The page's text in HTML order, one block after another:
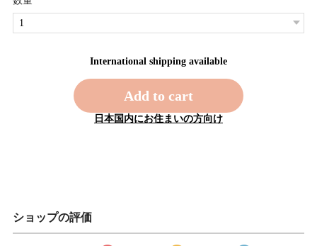
International shipping available
Add to cart
日本国内にお住まいの方向け
ショップの評価